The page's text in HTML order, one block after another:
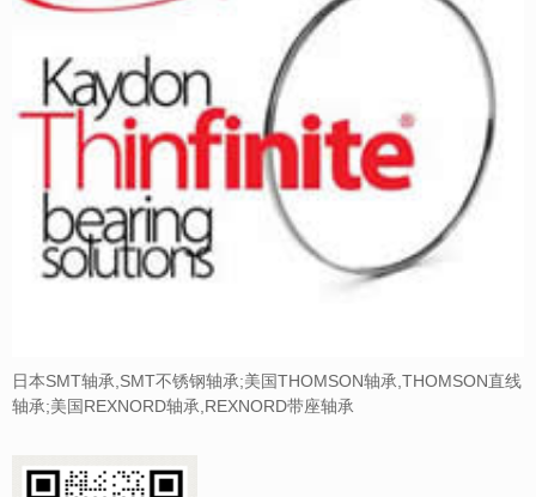
日本SMT轴承,SMT不锈钢轴承;美国THOMSON轴承,THOMSON直线
轴承;美国REXNORD轴承,REXNORD带座轴承